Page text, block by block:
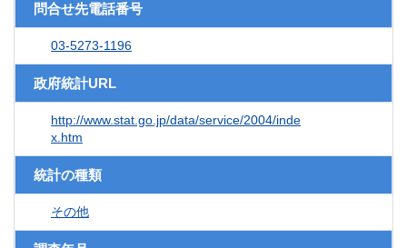
問合せ先電話番号
03-5273-1196
政府統計URL
http://www.stat.go.jp/data/service/2004/inde
x.htm
統計の種類
その他